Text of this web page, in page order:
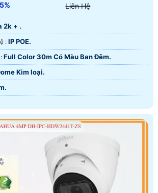
Liên Hệ
2k + .
⚙ Trang Bị Công Nghệ : IP POE.
🌈 Giám sát Ban Đêm : Full Color 30m Có Màu Ban Ðêm.
Kim loại.